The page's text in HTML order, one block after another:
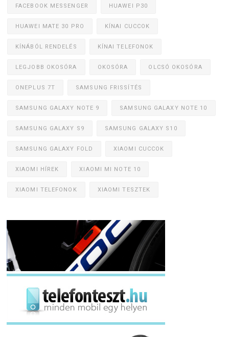
FACEBOOK MESSENGER HUAWEI P30
HUAWEI MATE 30 PRO KÍNAI CUCCOK
KÍNÁBÓL RENDELÉS KÍNAI TELEFONOK
LEGJOBB OKOSÓRA OKOSÓRA OLCSÓ OKOSÓRA
ONEPLUS 7T SAMSUNG FRISSÍTÉS
SAMSUNG GALAXY NOTE 9 SAMSUNG GALAXY NOTE 10
SAMSUNG GALAXY S9 SAMSUNG GALAXY S10
SAMSUNG GALAXY FOLD XIAOMI CUCCOK
XIAOMI HÍREK XIAOMI MI NOTE 10
XIAOMI TELEFONOK XIAOMI TESZTEK